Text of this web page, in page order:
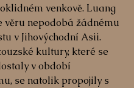
venkově. Luang
věru nepodobá žádnému
v Jihovýchodní Asii.
kultury, které se
v období
se natolik propojily s